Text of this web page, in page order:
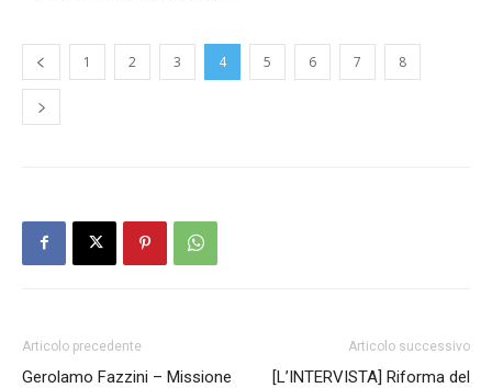
1 2 3 4 5 6 7 8
Articolo precedente
Gerolamo Fazzini – Missione
Articolo successivo
[L’INTERVISTA] Riforma del